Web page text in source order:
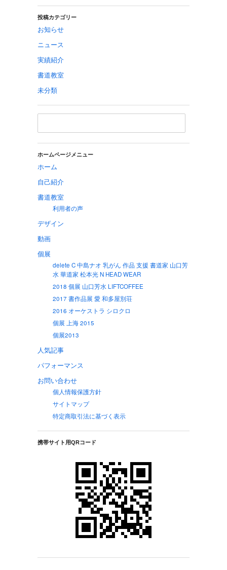
投稿カテゴリー
お知らせ
ニュース
実績紹介
書道教室
未分類
ホームページメニュー
ホーム
自己紹介
書道教室
利用者の声
デザイン
動画
個展
delete C 中島ナオ 乳がん 作品 支援 書道家 山口芳
水 華道家 松本光 N HEAD WEAR
2018 個展 山口芳水 LIFTCOFFEE
2017 書作品展 愛 和多屋別荘
2016 オーケストラ シロクロ
個展 上海 2015
個展2013
人気記事
パフォーマンス
お問い合わせ
個人情報保護方針
サイトマップ
特定商取引法に基づく表示
携帯サイト用QRコード